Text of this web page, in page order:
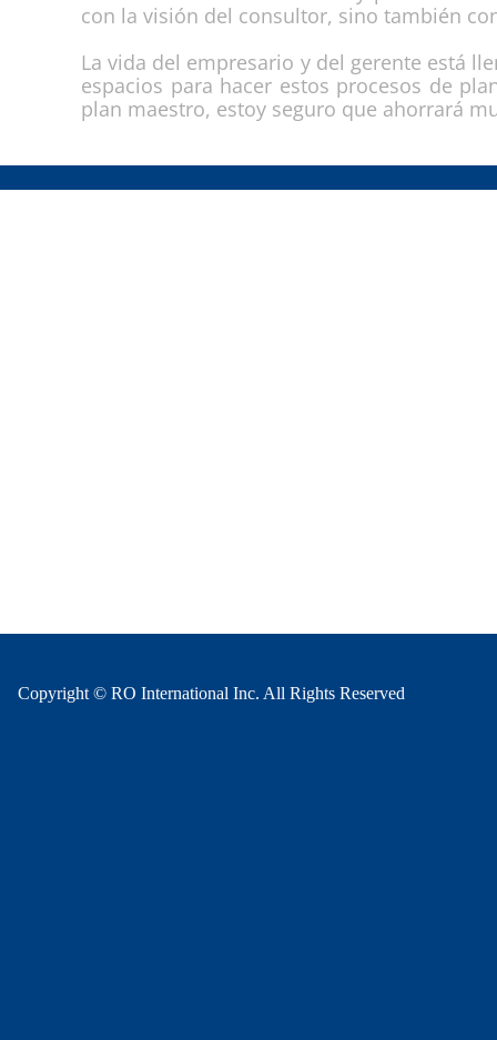
con la visión del consultor, sino también
La vida del empresario y del gerente está
espacios para hacer estos procesos de
plan maestro, estoy seguro que ahorrará
Copyright © RO International Inc. All Rights Reserved